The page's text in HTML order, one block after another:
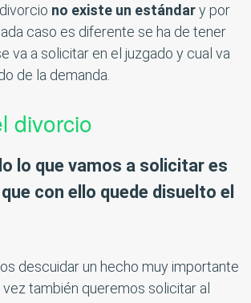
no existe un estándary por
caso es diferente se ha de tener
va a solicitar en el juzgado y cual va
de la demanda.
divorcio
lo que vamos a solicitar es
con ello quede disuelto el
descuidar un hecho muy importante
también queremos solicitar al